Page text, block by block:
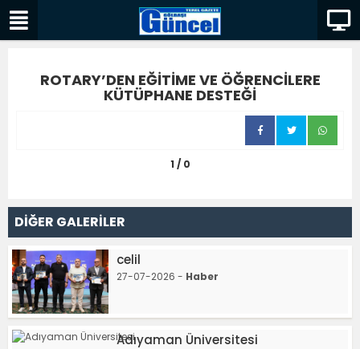
ROTARY’DEN EĞİTİME VE ÖĞRENCİLERE
KÜTÜPHANE DESTEĞİ
1 / 0
DİĞER GALERİLER
celil
27-07-2026 - Haber
Adıyaman Üniversitesi